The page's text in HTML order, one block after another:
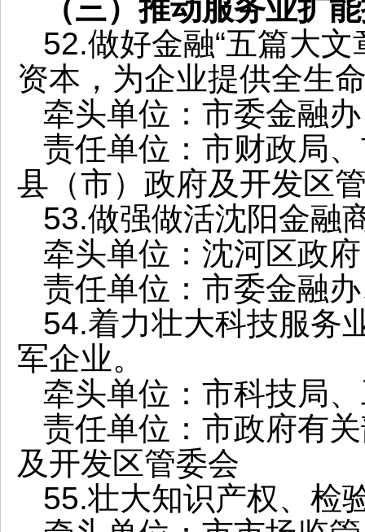
（三）推动服务业扩
52.做好金融“五篇大
资本，为企业提供全生
牵头单位：市委金融办
责任单位：市财政局
县（市）政府及开发区
53.做强做活沈阳金融
牵头单位：沈河区政府
责任单位：市委金融
54.着力壮大科技服务
军企业。
牵头单位：市科技局
责任单位：市政府有
及开发区管委会
55.壮大知识产权、检